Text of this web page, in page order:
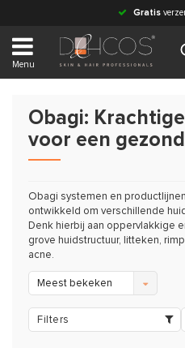
Gratis
Menu
Obagi:
voor een
Obagi systemen en
ontwikkeld om verschillende
Denk hierbij aan oppervlakkige
grove huidstructuur, litteken,
acne.
Meest bekeken
Filters